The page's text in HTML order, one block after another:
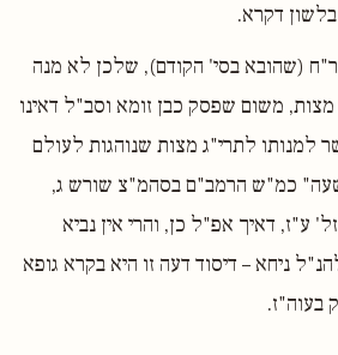
דקרא.
(שהובא בסי' הקודם), שלכן לא מנה
משום שפסק כבן זומא וסב"ל דאינו
למנותו לתרי"ג מצות שנוהגות לעולם
כמ"ש הרמב"ם בסהמ"צ שורש ג,
ע"ז, דאיך אפ"ל כן, והרי אין נביא
ניחא – דיסוד דעה זו היא בקרא גופא
בעוה"ז.